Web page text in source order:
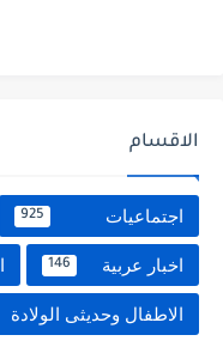
الاقسام
اجتماعيات 925
اخبار عربية 146
الاطفال وحديثى الولادة